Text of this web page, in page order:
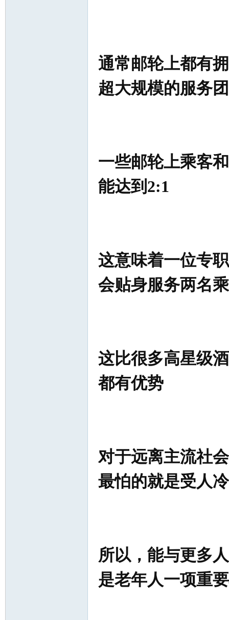
通常邮轮上都有
超大规模的服务
一些邮轮上乘客
能达到2:1
这意味着一位专
会贴身服务两名
这比很多高星级
都有优势
对于远离主流社
最怕的就是受人
所以，能与更多
是老年人一项重